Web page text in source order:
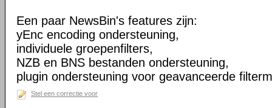
Een paar NewsBin's features zijn:
yEnc encoding ondersteuning,
individuele groepenfilters,
NZB en BNS bestanden ondersteuning,
plugin ondersteuning voor geavanceerde
Stel een correctie voor